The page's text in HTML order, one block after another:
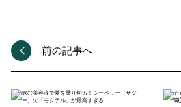
前の記事へ